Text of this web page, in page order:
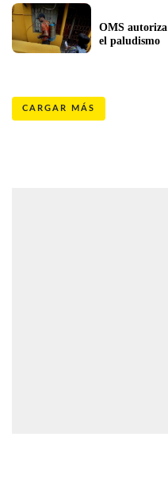
OMS
CARGAR MÁS